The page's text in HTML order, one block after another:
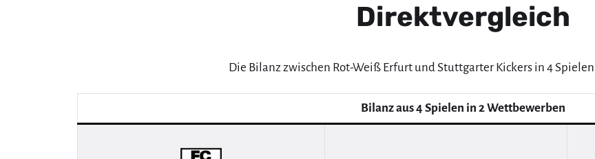
Direktvergleich
Die Bilanz zwischen Rot-Weiß Erfurt und Stuttgarter Kickers in 4
Bilanz aus 4 Spielen in 2 Wettbewerben